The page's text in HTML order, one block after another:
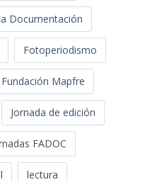
Documentación
Fotoperiodismo
Fundación Mapfre
Jornada de edición
FADOC
lectura